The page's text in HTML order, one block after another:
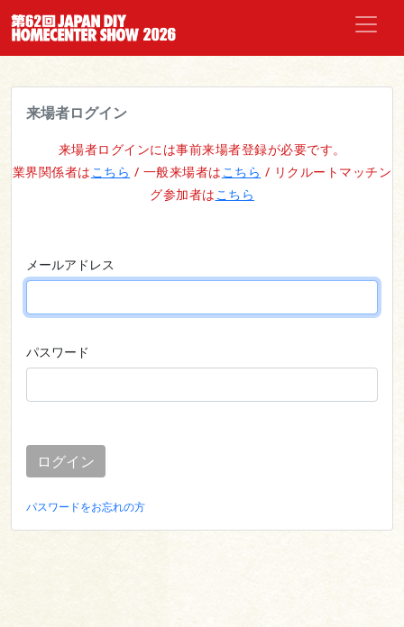
来場者ログイン
来場者ログインには事前来場者登録が必要です。
業界関係者はこちら / 一般来場者はこちら / リクルートマッチン
グ参加者はこちら
メールアドレス
パスワード
ログイン
パスワードをお忘れの方